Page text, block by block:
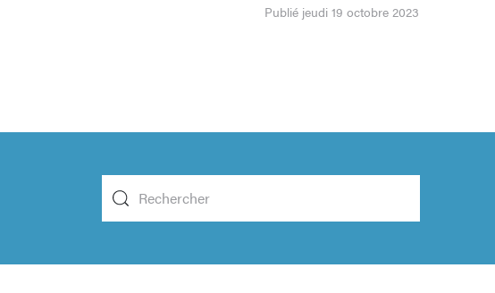
Publié jeudi 19 octobre 2023